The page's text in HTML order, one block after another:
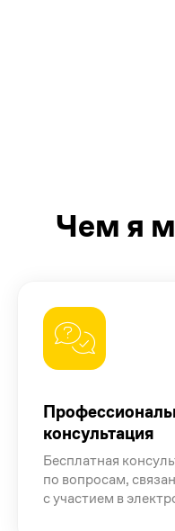
Чем я
консультация
Бесплатная
по вопросам,
с участием в